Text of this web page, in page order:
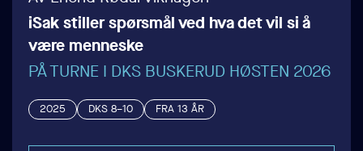
iSak stiller spørsmål ved hva det vil si å
være menneske
PÅ TURNE I DKS BUSKERUD HØSTEN 2026
2025 DKS 8–10 FRA 13 ÅR